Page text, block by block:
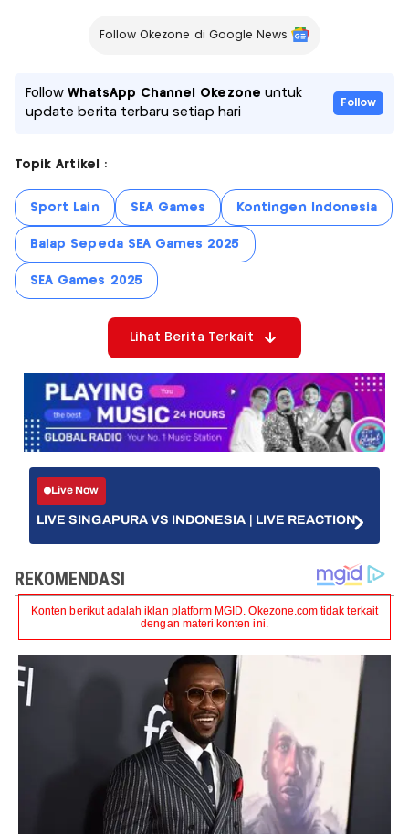
Follow Okezone di Google News
FollowWhatsApp Channel Okezone untuk
update berita terbaru setiap hari
Follow
Topik Artikel :
Sport Lain SEA Games Kontingen Indonesia
Balap Sepeda SEA Games 2025
SEA Games 2025
Lihat Berita Terkait
Live Now
LIVE SINGAPURA VS INDONESIA | LIVE REACTION